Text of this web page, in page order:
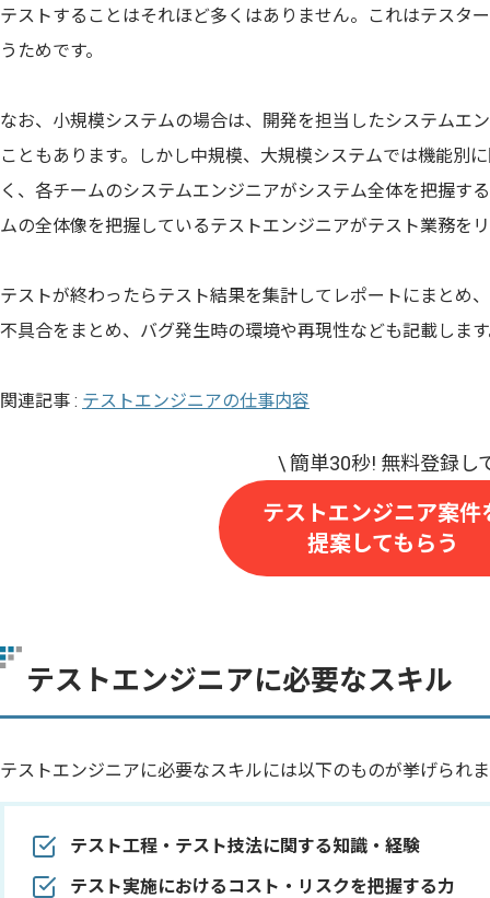
テストすることはそれほど多くはありません。これはテスタ
うためです。
なお、小規模システムの場合は、開発を担当したシステムエ
こともあります。しかし中規模、大規模システムでは機能別
く、各チームのシステムエンジニアがシステム全体を把握す
ムの全体像を把握しているテストエンジニアがテスト業務を
テストが終わったらテスト結果を集計してレポートにまとめ
不具合をまとめ、バグ発生時の環境や再現性なども記載しま
関連記事 : テストエンジニアの仕事内容
テストエンジニア案件
提案してもらう
テストエンジニアに必要なスキル
テストエンジニアに必要なスキルには以下のものが挙げられ
テスト工程・テスト技法に関する知識・経験
テスト実施におけるコスト・リスクを把握する力